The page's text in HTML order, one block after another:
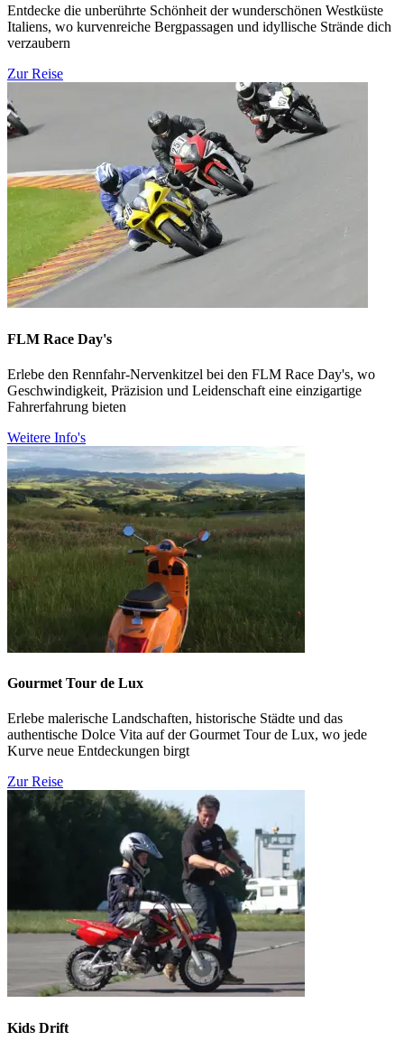
Entdecke die unberührte Schönheit der wunderschönen Westküste
Italiens, wo kurvenreiche Bergpassagen und idyllische Strände dich
verzaubern
Zur Reise
FLM Race Day's
Erlebe den Rennfahr-Nervenkitzel bei den FLM Race Day's, wo
Geschwindigkeit, Präzision und Leidenschaft eine einzigartige
Fahrerfahrung bieten
Weitere Info's
Gourmet Tour de Lux
Erlebe malerische Landschaften, historische Städte und das
authentische Dolce Vita auf der Gourmet Tour de Lux, wo jede
Kurve neue Entdeckungen birgt
Zur Reise
Kids Drift